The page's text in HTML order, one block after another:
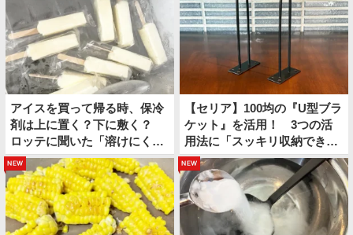
アイスを買って帰る時、保冷
剤は上に置く？下に敷く？
ロッテに聞いた「溶けにくい
持ち帰り方」
【セリア】100均の『U型ブラ
ケット』を活用！ 3つの活
用法に「スッキリ収納でき
た」
new new